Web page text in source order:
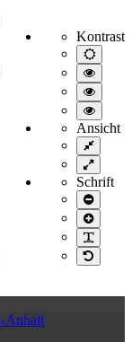
Kontrast
Hoher
Hoher
Hoher
gelb/
Ansicht
Feste
Breite
Volle
Breite
Schrift
Schrift
kleiner
Schrift
größer